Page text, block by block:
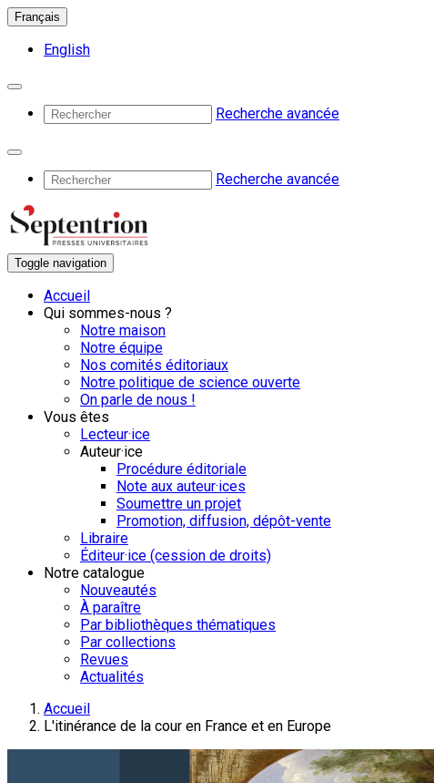
Français
English
Recherche avancée
Recherche avancée
Toggle navigation
Accueil
Qui sommes-nous ?
Notre maison
Notre équipe
Nos comités éditoriaux
Notre politique de science ouverte
On parle de nous !
Vous êtes
Lecteur·ice
Auteur·ice
Procédure éditoriale
Note aux auteur·ices
Soumettre un projet
Promotion, diffusion, dépôt-vente
Libraire
Éditeur·ice (cession de droits)
Notre catalogue
Nouveautés
À paraître
Par bibliothèques thématiques
Par collections
Revues
Actualités
Accueil
L'itinérance de la cour en France et en Europe